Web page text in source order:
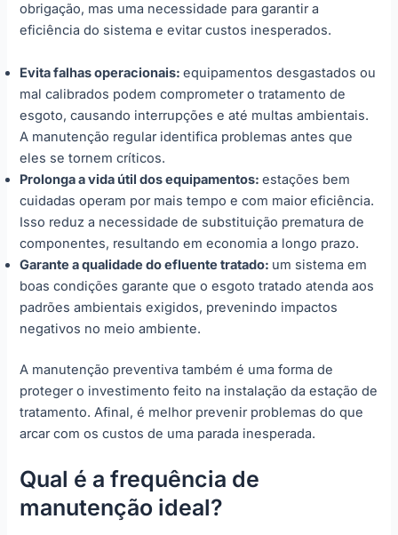
obrigação, mas uma necessidade para garantir a
eficiência do sistema e evitar custos inesperados.
Evita falhas operacionais:equipamentos desgastados ou
mal calibrados podem comprometer o tratamento de
esgoto, causando interrupções e até multas ambientais.
A manutenção regular identifica problemas antes que
eles se tornem críticos.
Prolonga a vida útil dos equipamentos:estações bem
cuidadas operam por mais tempo e com maior eficiência.
Isso reduz a necessidade de substituição prematura de
componentes, resultando em economia a longo prazo.
Garante a qualidade do efluente tratado: um sistema em
boas condições garante que o esgoto tratado atenda aos
padrões ambientais exigidos, prevenindo impactos
negativos no meio ambiente.
A manutenção preventiva também é uma forma de
proteger o investimento feito na instalação da estação de
tratamento. Afinal, é melhor prevenir problemas do que
arcar com os custos de uma parada inesperada.
Qual é a frequência de
manutenção ideal?